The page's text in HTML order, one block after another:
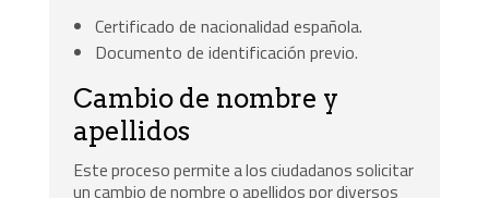
Certificado de nacionalidad española.
Documento de identificación previo.
Cambio de nombre y
apellidos
Este proceso permite a los ciudadanos solicitar
un cambio de nombre o apellidos por diversos